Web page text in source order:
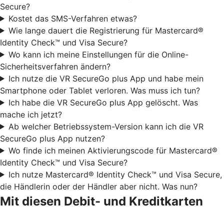
Secure?
Kostet das SMS-Verfahren etwas?
Wie lange dauert die Registrierung für Mastercard®
Identity Check™ und Visa Secure?
Wo kann ich meine Einstellungen für die Online-
Sicherheitsverfahren ändern?
Ich nutze die VR SecureGo plus App und habe mein
Smartphone oder Tablet verloren. Was muss ich tun?
Ich habe die VR SecureGo plus App gelöscht. Was
mache ich jetzt?
Ab welcher Betriebssystem-Version kann ich die VR
SecureGo plus App nutzen?
Wo finde ich meinen Aktivierungscode für Mastercard®
Identity Check™ und Visa Secure?
Ich nutze Mastercard® Identity Check™ und Visa Secure,
die Händlerin oder der Händler aber nicht. Was nun?
Mit diesen Debit- und Kreditkarten